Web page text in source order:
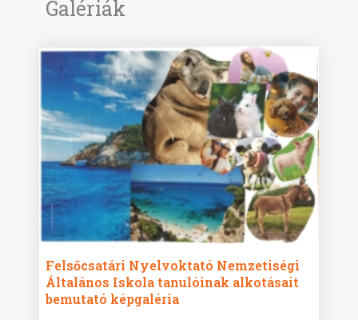
Galériák
Felsőcsatári Nyelvoktató Nemzetiségi
Általános Iskola tanulóinak alkotásait
bemutató képgaléria